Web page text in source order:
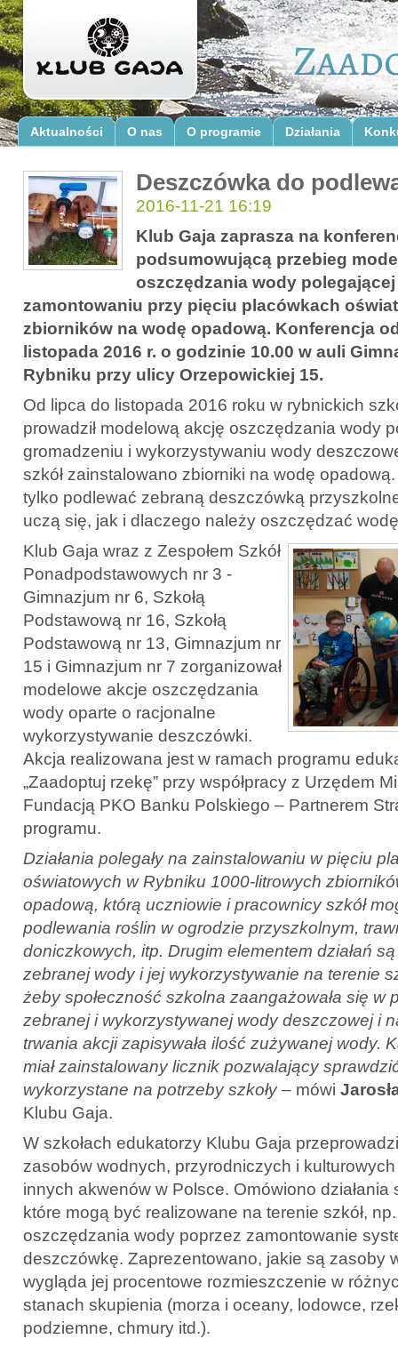
Aktualności O nas O programie Działania
Deszczówka do
2016-11-21 16:19
Klub Gaja zaprasza na
podsumowującą przebieg
oszczędzania wody polegającej
zamontowaniu przy pięciu placówkach
zbiorników na wodę opadową. Konferencja
listopada 2016 r. o godzinie 10.00 w auli
Rybniku przy ulicy Orzepowickiej 15.
Od lipca do listopada 2016 roku w rybnickich
prowadził modelową akcję oszczędzania wody
gromadzeniu i wykorzystywaniu wody
szkół zainstalowano zbiorniki na wodę
tylko podlewać zebraną deszczówką
uczą się, jak i dlaczego należy oszczędzać
Klub Gaja wraz z Zespołem Szkół
Ponadpodstawowych nr 3 -
Gimnazjum nr 6, Szkołą
Podstawową nr 16, Szkołą
Podstawową nr 13, Gimnazjum nr
15 i Gimnazjum nr 7 zorganizował
modelowe akcje oszczędzania
wody oparte o racjonalne
wykorzystywanie deszczówki.
Akcja realizowana jest w ramach programu
„Zaadoptuj rzekę” przy współpracy z Urzędem
Fundacją PKO Banku Polskiego – Partnerem
programu.
Działania polegały na zainstalowaniu w pięciu
oświatowych w Rybniku 1000-litrowych
opadową, którą uczniowie i pracownicy szkół
podlewania roślin w ogrodzie przyszkolnym,
doniczkowych, itp. Drugim elementem działań
zebranej wody i jej wykorzystywanie na terenie
żeby społeczność szkolna zaangażowała się w
zebranej i wykorzystywanej wody deszczowej i
trwania akcji zapisywała ilość zużywanej wody.
miał zainstalowany licznik pozwalający
wykorzystane na potrzeby szkoły– mówi
Klubu Gaja.
W szkołach edukatorzy Klubu Gaja
zasobów wodnych, przyrodniczych i
innych akwenów w Polsce. Omówiono działania
które mogą być realizowane na terenie szkół,
oszczędzania wody poprzez zamontowanie
deszczówkę. Zaprezentowano, jakie są zasoby
wygląda jej procentowe rozmieszczenie w
stanach skupienia (morza i oceany, lodowce,
podziemne, chmury itd.).